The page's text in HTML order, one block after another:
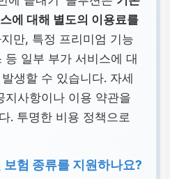
에 대해 별도의 이용료를
만, 특정 프리미엄 기능
일부 부가 서비스에 대
생할 수 있습니다. 자세
지사항이나 이용 약관을
. 투명한 비용 정책으로
험 종류를 지원하나요?